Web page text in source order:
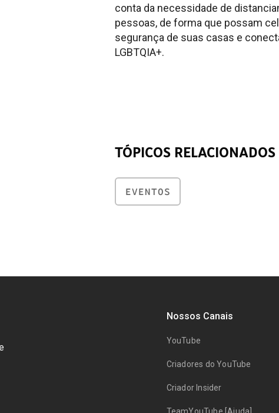
conta da necessidade de
pessoas, de forma que possam
segurança de suas casas e
LGBTQIA+.
TÓPICOS RELACIONADOS
EVENTOS
Nossos Canais
YouTube
Criadores do YouTube
Criador Insider
TeamYouTube [Ajuda]